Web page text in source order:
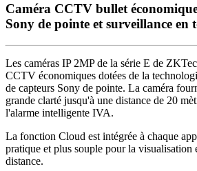
Caméra CCTV bullet
Sony de pointe et surveillance en
Les caméras IP 2MP de la série E de
CCTV économiques dotées de la
de capteurs Sony de pointe. La caméra
grande clarté jusqu'à une distance de 20
l'alarme intelligente IVA.
La fonction Cloud est intégrée à chaque
pratique et plus souple pour la visualisation
distance.